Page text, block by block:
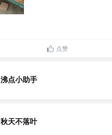
点赞
沸点小助手
秋天不落叶